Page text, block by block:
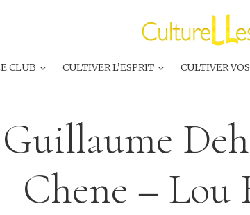
CLUB CULTIVER L’ESPRIT CULTIVER
Guillaume
Chene – Lou